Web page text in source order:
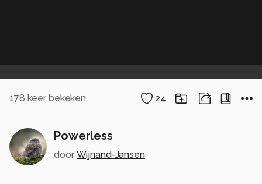
178 keer bekeken 24
Powerless
door Wijnand-Jansen